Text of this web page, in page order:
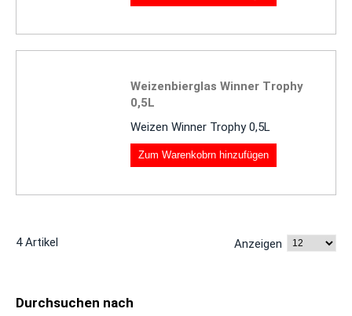
Weizenbierglas Winner Trophy
0,5L
Weizen Winner Trophy 0,5L
Zum Warenkobrn hinzufügen
4 Artikel Anzeigen
Durchsuchen nach